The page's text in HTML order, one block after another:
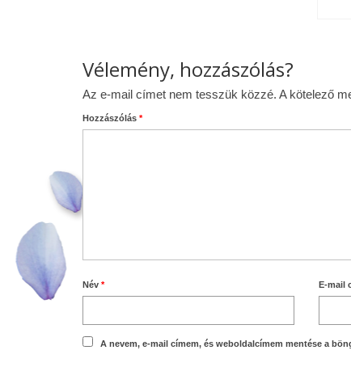
Vélemény, hozzászólás?
Az e-mail címet nem tesszük közzé. A kötelező
Hozzászólás *
Név * E-mail
A nevem, e-mail címem, és weboldalcímem mentése a